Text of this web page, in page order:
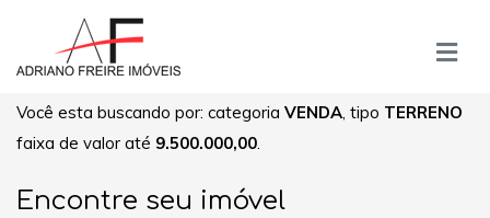
Você esta buscando por: categoria VENDA , tipo TERRENO
faixa de valor até 9.500.000,00
Encontre seu imóvel